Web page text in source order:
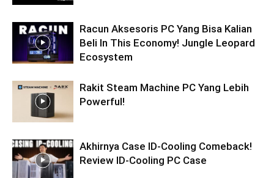
Racun Aksesoris PC Yang Bisa Kalian
Beli In This Economy! Jungle Leopard
Ecosystem
Rakit Steam Machine PC Yang Lebih
Powerful!
Akhirnya Case ID-Cooling Comeback!
Review ID-Cooling PC Case